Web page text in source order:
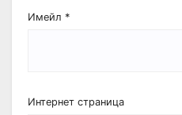
Имейл *
Интернет страница